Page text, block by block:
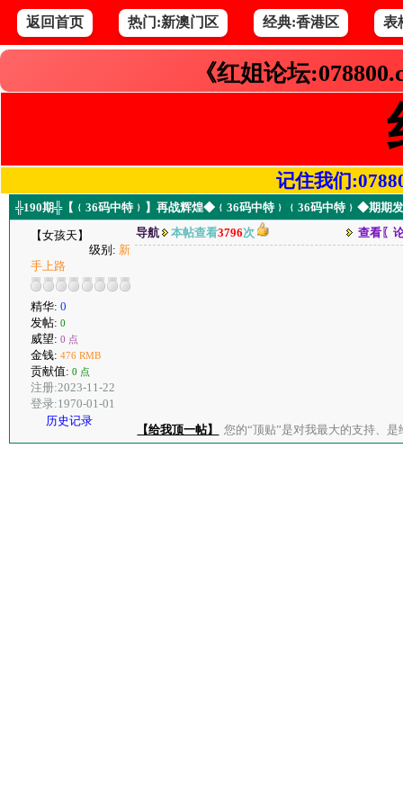
返回首页 热门:新澳门区 经典:香港区 表
《红姐论坛
记住我们
╬190期╬【﹛36码中特﹜】再战辉煌◆﹛36码中特﹜﹛36码中特﹜◆期期
【女孩天】
级别: 新
手上路
精华: 0
发帖: 0
威望: 0 点
金钱: 476 RMB
贡献值: 0 点
注册:2023-11-22
登录:1970-01-01
历史记录
导航 本帖查看3796次 查看〖
【给我顶一帖】 您的“顶贴”是对我最大的支持、